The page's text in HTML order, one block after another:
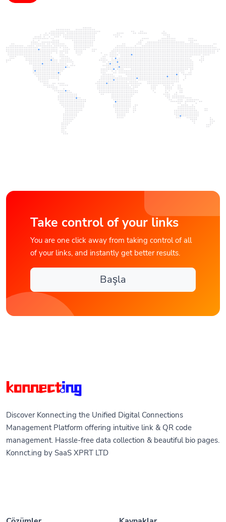
Take control of your links
You are one click away from taking control of all
of your links, and instantly get better results.
Başla
Discover Konnect.ing the Unified Digital Connections
Management Platform offering intuitive link & QR code
management. Hassle-free data collection & beautiful bio pages.
Konnct.ing by SaaS XPRT LTD